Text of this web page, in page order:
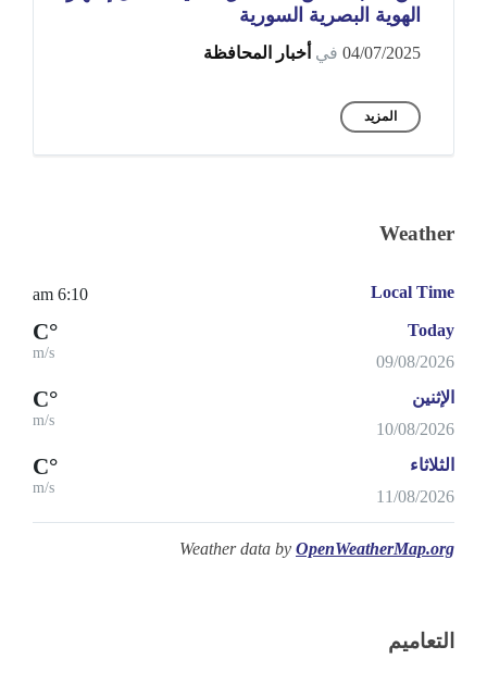
الهوية البصرية السورية
04/07/2025 في أخبار المحافظة
المزيد
Weather
Local Time
6:10 am
Today
09/08/2026
°C
m/s
الإثنين
10/08/2026
°C
m/s
الثلاثاء
11/08/2026
°C
m/s
Weather data by OpenWeatherMap.org
التعاميم